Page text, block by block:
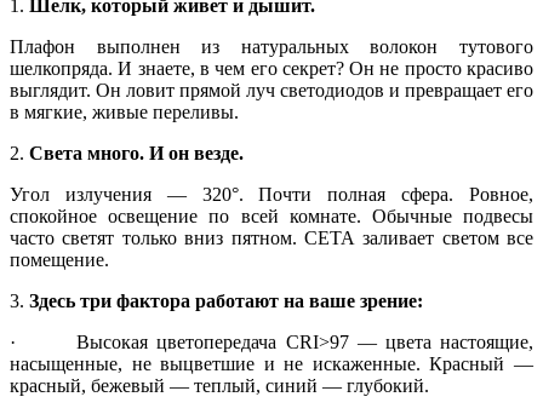
1. Шелк, который живет и дышит.
Плафон выполнен из натуральных волокон тутового
шелкопряда. И знаете, в чем его секрет? Он не просто красиво
выглядит. Он ловит прямой луч светодиодов и превращает его
в мягкие, живые переливы.
2. Света много. И он везде.
Угол излучения — 320°. Почти полная сфера. Ровное,
спокойное освещение по всей комнате. Обычные подвесы
часто светят только вниз пятном. СЕТА заливает светом все
помещение.
3. Здесь три фактора работают на ваше зрение:
· Высокая цветопередача CRI>97 — цвета настоящие,
насыщенные, не выцветшие и не искаженные. Красный —
красный, бежевый — теплый, синий — глубокий.